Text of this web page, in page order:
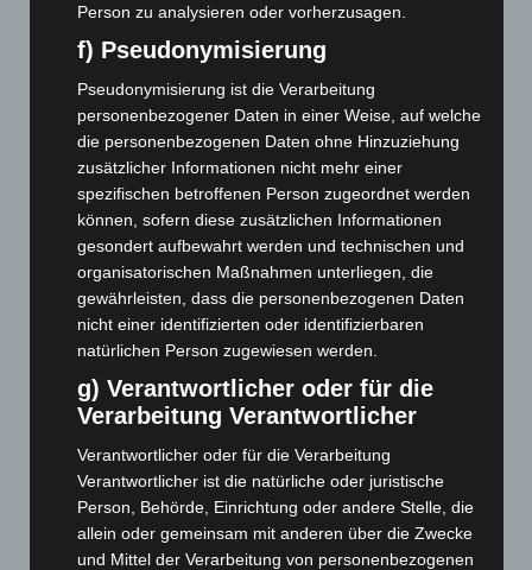
Mai 2026(99)
April 2026(99)
März 2026(115)
Februar 2026(109)
Januar 2026(122)
Dezember 2025(103)
November 2025(114)
Oktober 2025(112)
September 2025(93)
August 2025(90)
Juli 2025
Juni 2025(103)
Mai 2025
(112)
April 2025(88)
März 2025(111)
Februar 2025(96)
Person zu analysieren oder vorherzusagen.
f) Pseudonymisierung
Pseudonymisierung ist die Verarbeitung
personenbezogener Daten in einer Weise, auf welche
die personenbezogenen Daten ohne Hinzuziehung
zusätzlicher Informationen nicht mehr einer
spezifischen betroffenen Person zugeordnet werden
können, sofern diese zusätzlichen Informationen
gesondert aufbewahrt werden und technischen und
organisatorischen Maßnahmen unterliegen, die
gewährleisten, dass die personenbezogenen Daten
nicht einer identifizierten oder identifizierbaren
natürlichen Person zugewiesen werden.
g) Verantwortlicher oder für die
Verarbeitung Verantwortlicher
Verantwortlicher oder für die Verarbeitung
Verantwortlicher ist die natürliche oder juristische
Person, Behörde, Einrichtung oder andere Stelle, die
allein oder gemeinsam mit anderen über die Zwecke
und Mittel der Verarbeitung von personenbezogenen